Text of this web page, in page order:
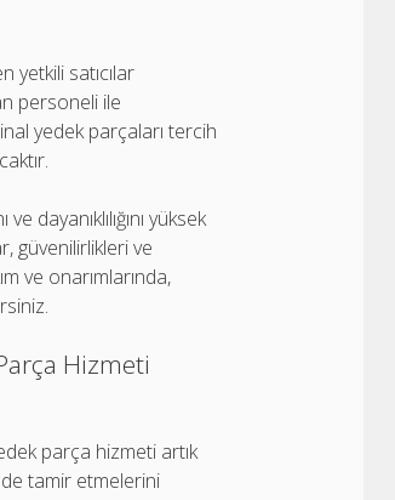
satıcılar
personeli ile
yedek parçaları tercih
dayanıklılığını yüksek
güvenilirlikleri ve
ve onarımlarında,
Hizmeti
parça hizmeti artık
tamir etmelerini